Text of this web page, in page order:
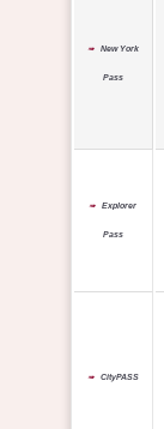
New York
Pass
Explorer
Pass
CityPASS